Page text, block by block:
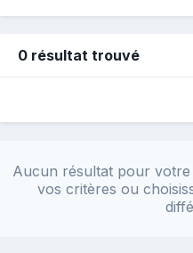
0 résultat trouvé
Aucun résultat pour votre
vos critères ou